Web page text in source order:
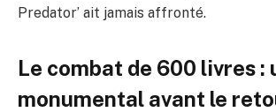
Predator’ ait jamais affronté.
Le combat de 600 livres :
monumental avant le